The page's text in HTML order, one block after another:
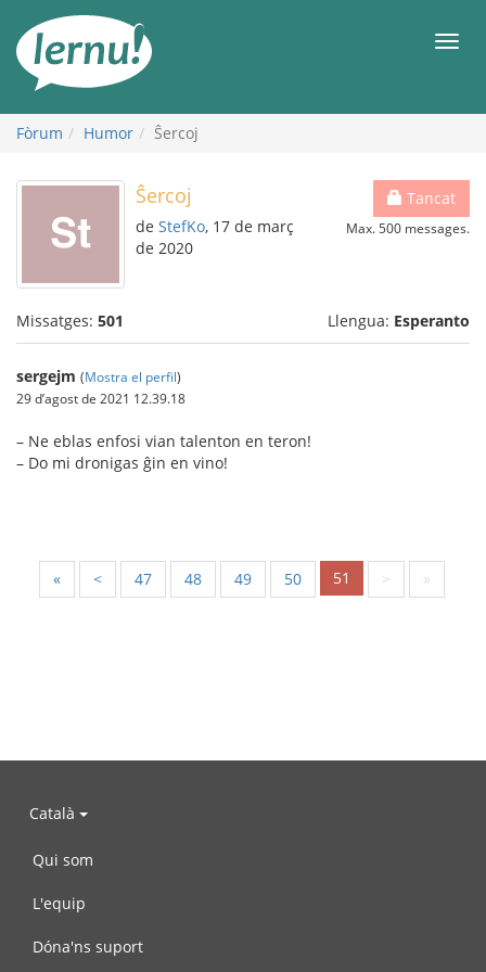
contingut
Fòrum Humor Ŝercoj
Tancat
Max. 500 messages.
Ŝercoj
de StefKo, 17 de març
de 2020
Missatges: 501 Llengua: Esperanto
sergejm (Mostra el perfil)
29 d’agost de 2021 12.39.18
– Ne eblas enfosi vian talenton en teron!
– Do mi dronigas ĝin en vino!
« < 47 48 49 50 51 > »
Català
Qui som
L'equip
Dóna'ns suport